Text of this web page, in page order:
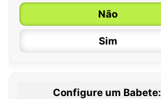
6 / 12 meses
12 / 18 meses
Não
Sim
Configure um Babete: